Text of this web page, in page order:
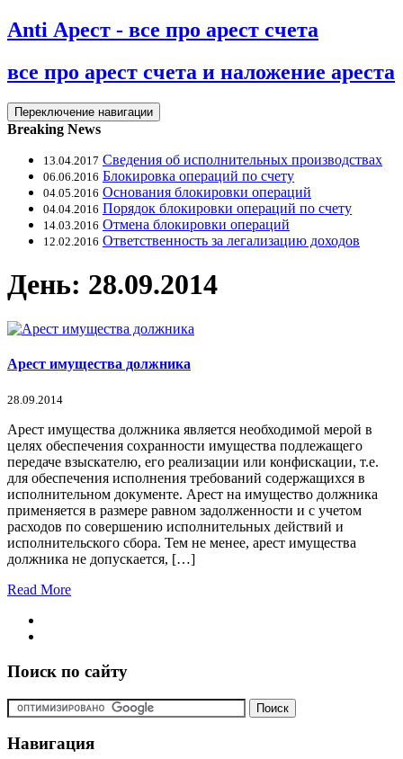
Anti Арест - все про арест счета
все про арест счета и наложение ареста
Переключение навигации
Breaking News
13.04.2017 Сведения об исполнительных производствах
06.06.2016 Блокировка операций по счету
04.05.2016 Основания блокировки операций
04.04.2016 Порядок блокировки операций по счету
14.03.2016 Отмена блокировки операций
12.02.2016 Ответственность за легализацию доходов
День: 28.09.2014
Арест имущества должника
28.09.2014
Арест имущества должника является необходимой мерой в
целях обеспечения сохранности имущества подлежащего
передаче взыскателю, его реализации или конфискации, т.е.
для обеспечения исполнения требований содержащихся в
исполнительном документе. Арест на имущество должника
применяется в размере равном задолженности и с учетом
расходов по совершению исполнительных действий и
исполнительского сбора. Тем не менее, арест имущества
должника не допускается, […]
Read More
Поиск по сайту
Навигация